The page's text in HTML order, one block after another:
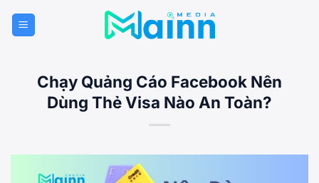
qua
Chạy Quảng Cáo Facebook Nên
Dùng Thẻ Visa Nào An Toàn?